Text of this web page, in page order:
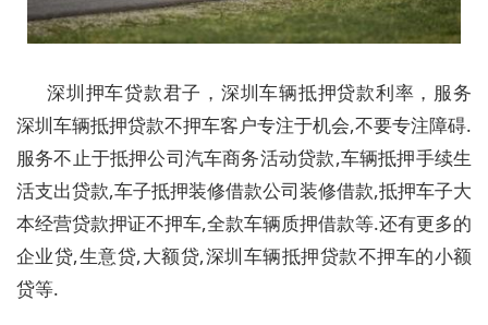
深圳押车贷款君子，深圳车辆抵押贷款利率， 服务
深圳车辆抵押贷款不押车客户专注于机会,不要专注障碍.
服务不止于抵押公司汽车商务活动贷款,车辆抵押手续生
活支出贷款,车子抵押装修借款公司装修借款,抵押车子大
本经营贷款押证不押车,全款车辆质押借款等.还有更多的
企业贷,生意贷,大额贷,深圳车辆抵押贷款不押车的小额
贷等.